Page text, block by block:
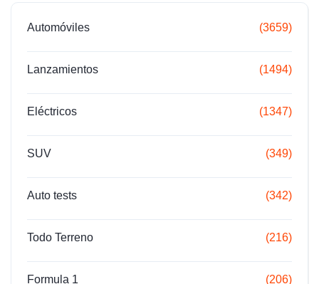
Automóviles (3659)
Lanzamientos (1494)
Eléctricos (1347)
SUV (349)
Auto tests (342)
Todo Terreno (216)
Formula 1 (206)